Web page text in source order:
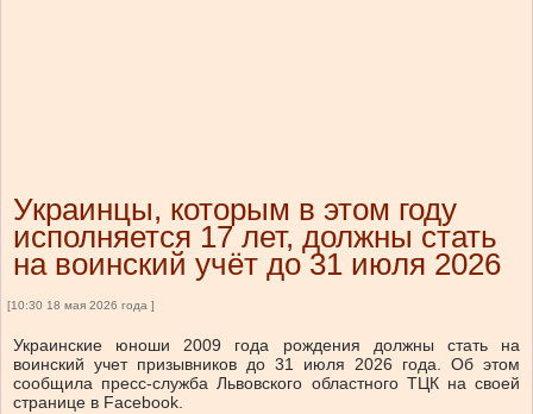
Украинцы, которым в этом году
исполняется 17 лет, должны стать
на воинский учёт до 31 июля 2026
[10:30 18 мая 2026 года ]
Украинские юноши 2009 года рождения должны стать на
воинский учет призывников до 31 июля 2026 года. Об этом
сообщила пресс-служба Львовского областного ТЦК на своей
странице в Facebook.